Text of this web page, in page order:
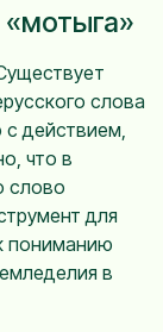
«мотыга»
слова
с действием,
что в
слово
для
пониманию
в